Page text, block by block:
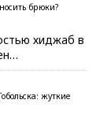
брюки?
хиджаб в
жуткие